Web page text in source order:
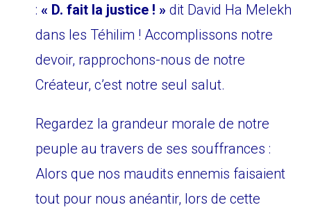
:« D. fait la justice ! » dit David Ha Melekh
dans les Téhilim ! Accomplissons notre
devoir, rapprochons-nous de notre
Créateur, c’est notre seul salut.
Regardez la grandeur morale de notre
peuple au travers de ses souffrances :
Alors que nos maudits ennemis faisaient
tout pour nous anéantir, lors de cette